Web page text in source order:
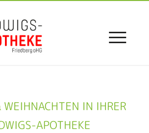
IN IHRER
APOTHEKE